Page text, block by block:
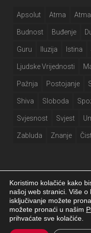
Apsolut Atma
Budnost Buđenje
Guru Iluzija Istina
Ljudske Vrijednosti
Pažnja Postojanje
Shiva Sloboda
Svjesnost Svjest
Zabluda Znanje
Girija.info 2026 |Izjava o
stranice
Koristimo kolačiće kako
našoj web stranici. Više
isključivanje možete
možete pronaći u našim
prihvaćate sve kolačiće.